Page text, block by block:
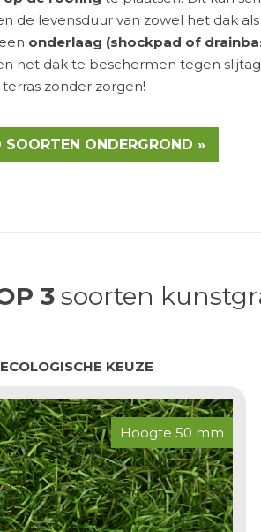
de levensduur van zowel het dak
onderlaag (shockpad of
het dak te beschermen tegen
zonder zorgen!
SOORTEN ONDERGROND »
3 soorten
ECOLOGISCHE KEUZE
Hoogte 50 mm